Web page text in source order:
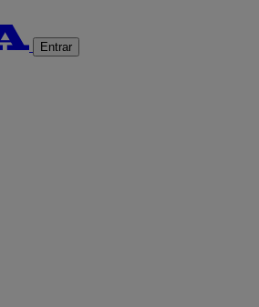
Entrar